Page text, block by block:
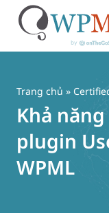
Trang chủ »
Khả
plugin
WPML